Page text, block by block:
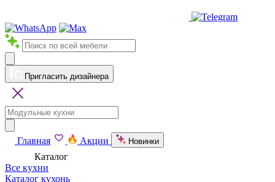
Пригласить дизайнера
Главная Акции Новинки
Каталог
Все кухни
Каталог кухонь